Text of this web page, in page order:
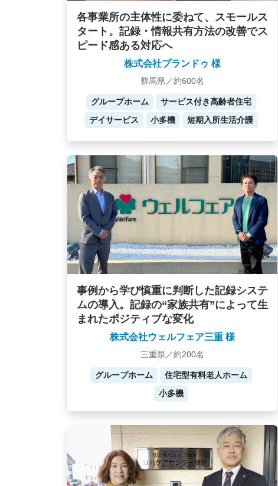
各事業所の主体性に委ねて、スモールス
タート。記録・情報共有方法の改善でス
ピード感ある対応へ
株式会社プランドゥ 様
群馬県／約600名
グループホーム
サービス付き高齢者住宅
デイサービス
小多機 短期入所生活介護
事例から学び慎重に判断した記録システ
ムの導入。記録の“家族共有”によって生
まれたポジティブな変化
株式会社ウェルフェア三重 様
三重県／約200名
グループホーム
住宅型有料老人ホーム
小多機